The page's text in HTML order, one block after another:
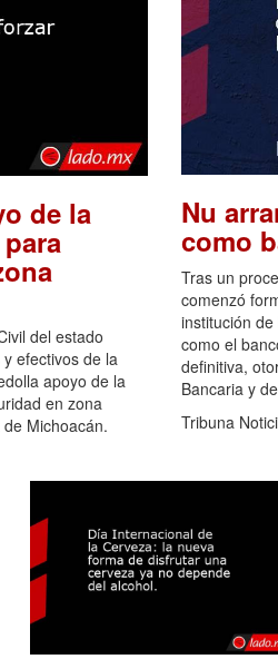
de la
del estado
efectivos de la
apoyo de la
en zona
Michoacán.
Nu
como
Tras un
comenzó
institución
como el
definitiva,
Bancaria y
Tribuna